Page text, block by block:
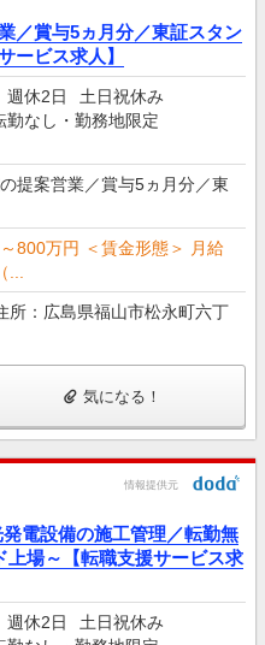
／賞与5ヵ月分／東証スタン
ービス求人】
週休2日
土日祝休み
勤なし・勤務地限定
提案営業／賞与5ヵ月分／東
800万円 ＜賃金形態＞ 月給
所：広島県福山市松永町六丁
気になる！
情報提供元
電設備の施工管理／転勤無
上場～【転職支援サービス求
週休2日
土日祝休み